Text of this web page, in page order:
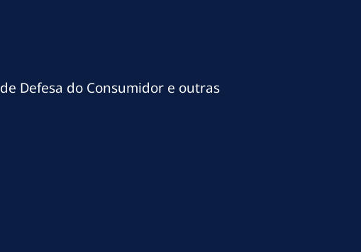
Defesa do Consumidor e outras